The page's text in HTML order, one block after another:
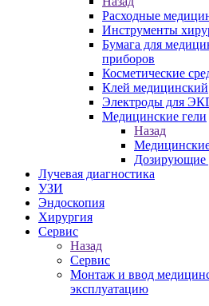
Расходные
Инструменты
Бумага для
приборов
Косметические
Клей медицинский
Электроды для
Медицинские гели
Назад
Дозирующие
Лучевая диагностика
УЗИ
Эндоскопия
Хирургия
Сервис
Назад
Сервис
Монтаж и ввод
эксплуатацию